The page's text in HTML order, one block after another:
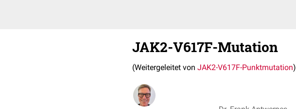
JAK2-V617F-Mutation
(Weitergeleitet von JAK2-V617F-Punktmutation)